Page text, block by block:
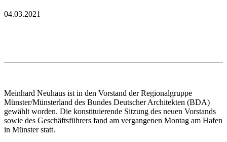
04.03.2021
Meinhard Neuhaus ist in den Vorstand der Regionalgruppe
Münster/Münsterland des Bundes Deutscher Architekten (BDA)
gewählt worden. Die konstituierende Sitzung des neuen Vorstands
sowie des Geschäftsführers fand am vergangenen Montag am Hafen
in Münster statt.